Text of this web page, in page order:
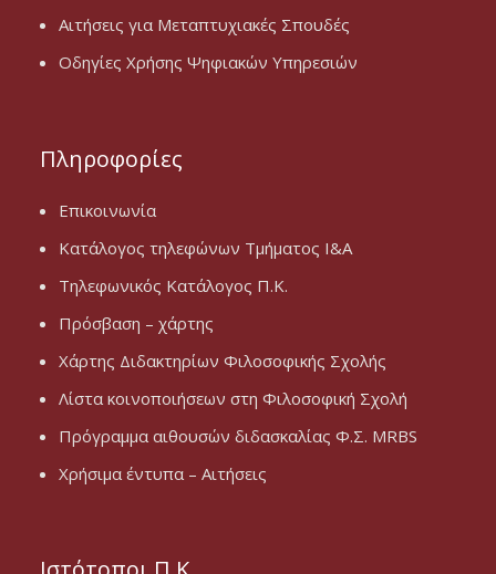
Αιτήσεις για Μεταπτυχιακές Σπουδές
Οδηγίες Χρήσης Ψηφιακών Υπηρεσιών
Πληροφορίες
Επικοινωνία
Κατάλογος τηλεφώνων Τμήματος Ι&Α
Τηλεφωνικός Κατάλογος Π.Κ.
Πρόσβαση – χάρτης
Χάρτης Διδακτηρίων Φιλοσοφικής Σχολής
Λίστα κοινοποιήσεων στη Φιλοσοφική Σχολή
Πρόγραμμα αιθουσών διδασκαλίας Φ.Σ. MRBS
Χρήσιμα έντυπα – Αιτήσεις